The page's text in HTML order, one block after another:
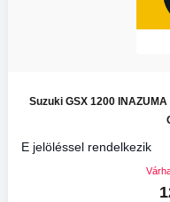
Suzuki GSX 1200
E jelöléssel rendelkezik